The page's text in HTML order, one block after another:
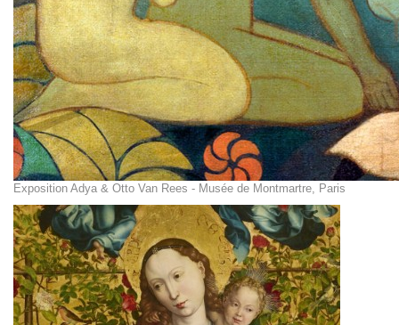
Exposition Adya & Otto Van Rees - Musée de Montmartre, Paris